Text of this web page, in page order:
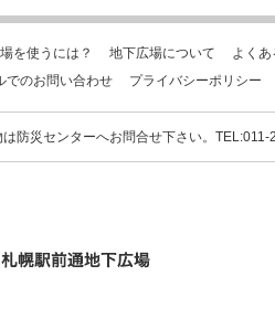
を使うには？ 地下広場について
よく
でのお問い合わせ プライバシーポリシー
防災センターへお問合せ下さい。